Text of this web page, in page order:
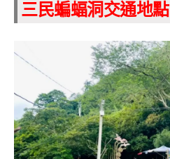
三民蝙蝠洞交通地點